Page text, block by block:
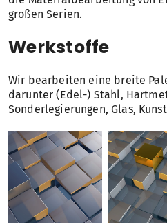
großen Serien.
Werkstoffe
Wir bearbeiten eine breite
darunter (Edel-) Stahl,
Sonderlegierungen, Glas,